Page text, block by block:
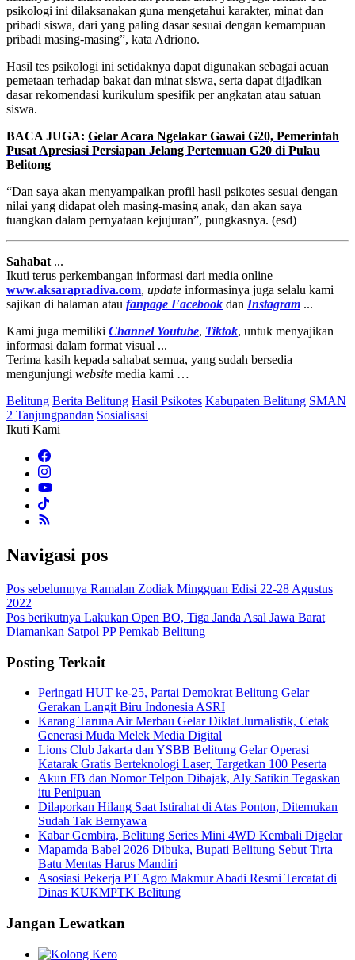
psikologi ini dilaksanakan guna mengetahui karakter, minat dan
pribadi siswa, dari yang paling dasar sesuai dengan kemampuan
pribadi masing-masing”, kata Adriono.
Hasil tes psikologi ini setidaknya dapat digunakan sebagai acuan
pemetaan terhadap bakat dan minat siswa, serta dapat dijadikan
dasar rekomendasi kurikulum spesifik per angkatan atau satuan
siswa.
BACA JUGA: Gelar Acara Ngelakar Gawai G20, Pemerintah
Pusat Apresiasi Persiapan Jelang Pertemuan G20 di Pulau
Belitong
“Dan saya akan menyampaikan profil hasil psikotes sesuai dengan
nilai yang didapat oleh masing-masing anak, dan akan saya
tuangkan dalam pernyataan kejujuran”, pungkasnya. (esd)
Sahabat ...
Ikuti terus perkembangan informasi dari media online
www.aksarapradiva.com, update informasinya juga selalu kami
sajikan di halaman atau fanpage Facebook dan Instagram ...
Kami juga memiliki Channel Youtube, Tiktok, untuk menyajikan
informasi dalam format visual ...
Terima kasih kepada sahabat semua, yang sudah bersedia
mengunjungi website media kami …
Belitung Berita Belitung Hasil Psikotes Kabupaten Belitung SMAN
2 Tanjungpandan Sosialisasi
Ikuti Kami
Navigasi pos
Pos sebelumnya Ramalan Zodiak Mingguan Edisi 22-28 Agustus
2022
Pos berikutnya Lakukan Open BO, Tiga Janda Asal Jawa Barat
Diamankan Satpol PP Pemkab Belitung
Posting Terkait
Peringati HUT ke-25, Partai Demokrat Belitung Gelar
Gerakan Langit Biru Indonesia ASRI
Karang Taruna Air Merbau Gelar Diklat Jurnalistik, Cetak
Generasi Muda Melek Media Digital
Lions Club Jakarta dan YSBB Belitung Gelar Operasi
Katarak Gratis Berteknologi Laser, Targetkan 100 Peserta
Akun FB dan Nomor Telpon Dibajak, Aly Satikin Tegaskan
itu Penipuan
Dilaporkan Hilang Saat Istirahat di Atas Ponton, Ditemukan
Sudah Tak Bernyawa
Kabar Gembira, Belitung Series Mini 4WD Kembali Digelar
Mapamda Babel 2026 Dibuka, Bupati Belitung Sebut Tirta
Batu Mentas Harus Mandiri
Asosiasi Pekerja PT Agro Makmur Abadi Resmi Tercatat di
Dinas KUKMPTK Belitung
Jangan Lewatkan